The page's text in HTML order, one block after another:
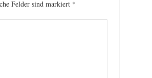
Felder sind markiert *